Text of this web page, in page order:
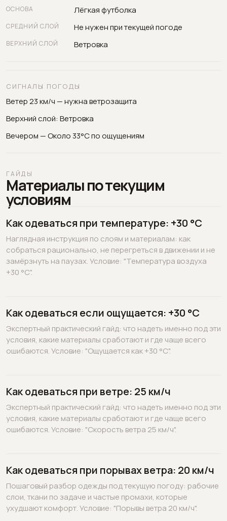
ОСНОВА Лёгкая футболка
СРЕДНИЙ СЛОЙ Не нужен при текущей погоде
ВЕРХНИЙ СЛОЙ Ветровка
СИГНАЛЫ ПОГОДЫ
Ветер 23 км/ч — нужна ветрозащита
Верхний слой: Ветровка
Вечером — Около 33°C по ощущениям
ГАЙДЫ
Материалы по текущим
условиям
Как одеваться при температуре: +30 °C
Наглядная инструкция по слоям и материалам: как
собраться рационально, не перегреться в движении и не
замёрзнуть на паузах. Условие: "Температура воздуха
+30 °C".
Как одеваться если ощущается: +30 °C
Экспертный практический гайд: что надеть именно под эти
условия, какие материалы сработают и где чаще всего
ошибаются. Условие: "Ощущается как +30 °C".
Как одеваться при ветре: 25 км/ч
Экспертный практический гайд: что надеть именно под эти
условия, какие материалы сработают и где чаще всего
ошибаются. Условие: "Скорость ветра 25 км/ч".
Как одеваться при порывах ветра: 20 км/ч
Пошаговый разбор одежды под текущую погоду: рабочие
слои, ткани по задаче и частые промахи, которые
ухудшают комфорт. Условие: "Порывы ветра 20 км/ч".